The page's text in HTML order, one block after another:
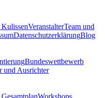
VeranstalterTeam und
DatenschutzerklärungBlog
Bundeswettbewerb
und Ausrichter
Workshops